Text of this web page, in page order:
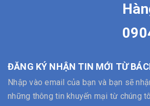
ĐĂNG KÝ NHẬN TIN MỚI TỪ
Nhập vào email của bạn và bạn sẽ
những thông tin khuyến mại từ chúng